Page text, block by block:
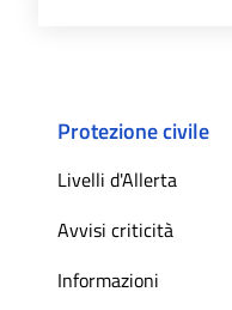
Protezione civile
Livelli d'Allerta
Avvisi criticità
Informazioni